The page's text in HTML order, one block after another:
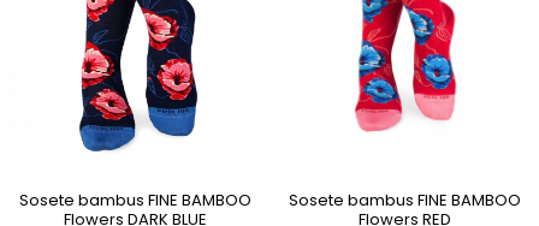
Sosete bambus FINE BAMBOO
Flowers DARK BLUE
Sosete bambus FINE BAMBOO
Flowers RED